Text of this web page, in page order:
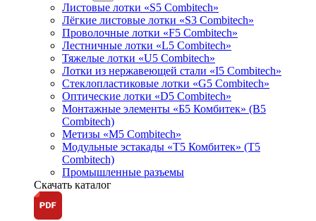
Листовые лотки «S5 Combitech»
Лёгкие листовые лотки «S3 Combitech»
Проволочные лотки «F5 Combitech»
Лестничные лотки «L5 Combitech»
Тяжелые лотки «U5 Combitech»
Лотки из нержавеющей стали «I5 Combitech»
Стеклопластиковые лотки «G5 Combitech»
Оптические лотки «D5 Combitech»
Монтажные элементы «Б5 Комбитек» (B5
Combitech)
Метизы «M5 Combitech»
Модульные эстакады «Т5 Комбитек» (T5
Combitech)
Промышленные разъемы
Скачать каталог